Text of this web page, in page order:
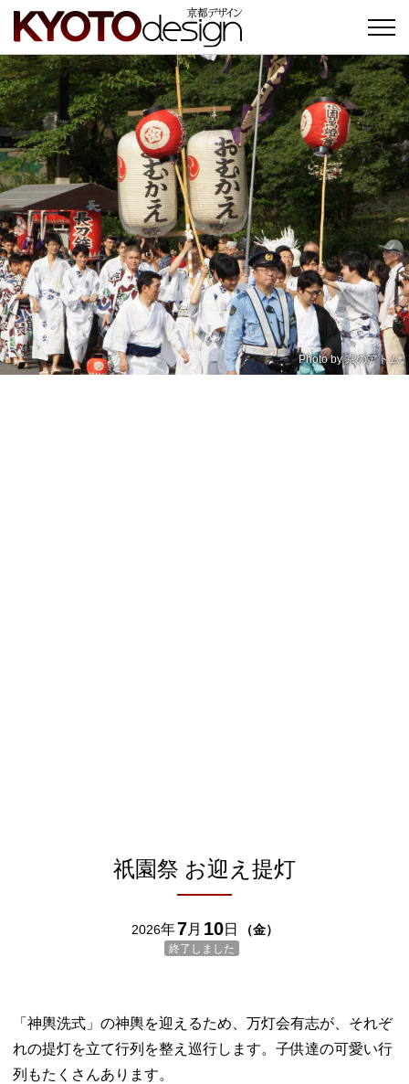
Photo by京のアトム
祇園祭 お迎え提灯
終了しました
2026年7月 10日 （金）
「神輿洗式」の神輿を迎えるため、万灯会有志が、それぞ
れの提灯を立て行列を整え巡行します。子供達の可愛い行
列もたくさんあります。